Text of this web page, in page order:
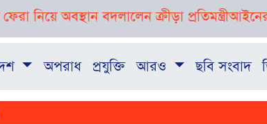
বদলালেন ক্রীড়া প্রতিমন্ত্রীআইনের কাঠগড়াতেই
অপরাধ প্রযুক্তি আরও ছবি সংবাদ